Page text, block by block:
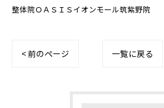
整体院ＯＡＳＩＳイオンモール筑紫野院
< 前のページ 一覧に戻る